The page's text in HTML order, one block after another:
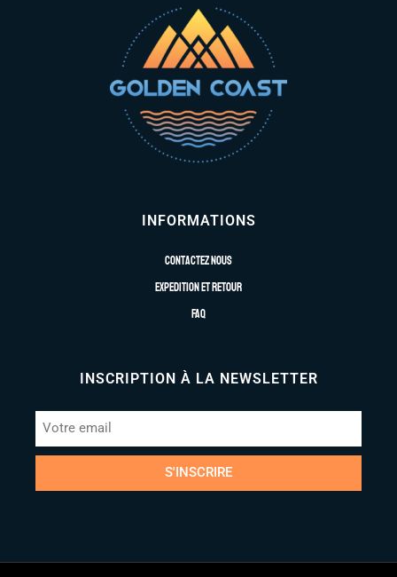
INFORMATIONS
Contactez nous
Expedition et retour
FAQ
INSCRIPTION À LA NEWSLETTER
S'INSCRIRE